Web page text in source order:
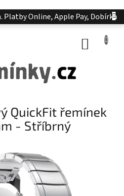
Platby Online, Apple Pay, Dobírka
QuickFit řemínek
- Stříbrný